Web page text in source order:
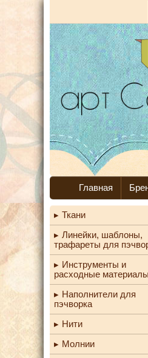
Главная
Ткани
Линейки, шаблоны,
трафареты для
Инструменты и
расходные материалы
Наполнители для
пэчворка
Нити
Молнии